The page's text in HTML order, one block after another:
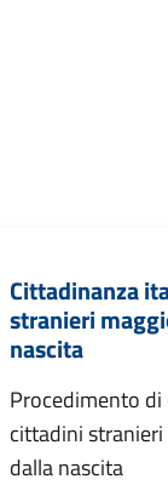
Cittadinanza
stranieri
nascita
Procedimento
cittadini
dalla nascita